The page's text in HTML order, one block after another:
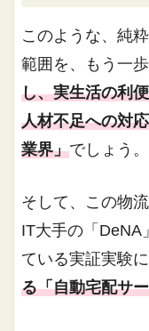
このような、純
範囲を、もう一
し、実生活の利
人材不足への対
業界」でしょう。
そして、この物
IT大手の「DeNA
ている実証実験
る「自動宅配サ